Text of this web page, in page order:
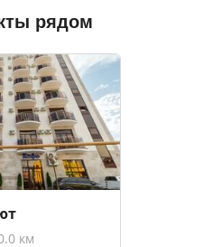
рядом
км